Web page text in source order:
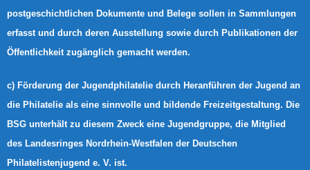
postgeschichtlichen Dokumente und Belege sollen in Sammlungen
erfasst und durch deren Ausstellung sowie durch Publikationen der
Öffentlichkeit zugänglich gemacht werden.
c) Förderung der Jugendphilatelie durch Heranführen der Jugend an
die Philatelie als eine sinnvolle und bildende Freizeitgestaltung. Die
BSG unterhält zu diesem Zweck eine Jugendgruppe, die Mitglied
des Landesringes Nordrhein-Westfalen der Deutschen
Philatelistenjugend e. V. ist.